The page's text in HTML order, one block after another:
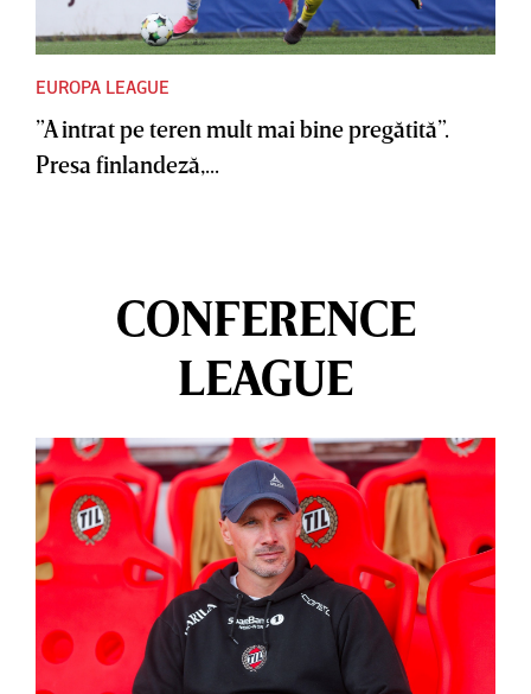
EUROPA LEAGUE
”A intrat pe teren mult mai bine pregătită”.
Presa finlandeză,...
CONFERENCE
LEAGUE